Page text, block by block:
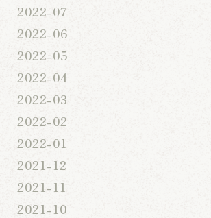
2022-07
2022-06
2022-05
2022-04
2022-03
2022-02
2022-01
2021-12
2021-11
2021-10